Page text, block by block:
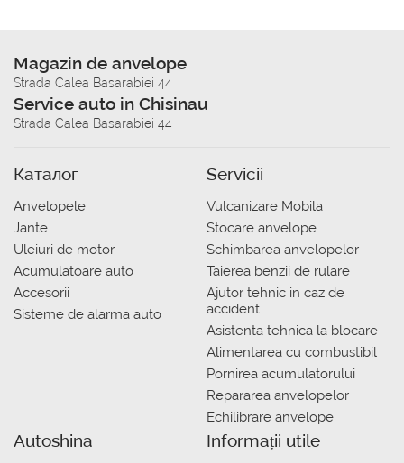
Magazin de anvelope
Strada Calea Basarabiei 44
Service auto in Chisinau
Strada Calea Basarabiei 44
Каталог
Anvelopele
Jante
Uleiuri de motor
Acumulatoare auto
Accesorii
Sisteme de alarma auto
Servicii
Vulcanizare Mobila
Stocare anvelope
Schimbarea anvelopelor
Taierea benzii de rulare
Ajutor tehnic in caz de
accident
Asistenta tehnica la blocare
Alimentarea cu combustibil
Pornirea acumulatorului
Repararea anvelopelor
Echilibrare anvelope
Autoshina Informații utile